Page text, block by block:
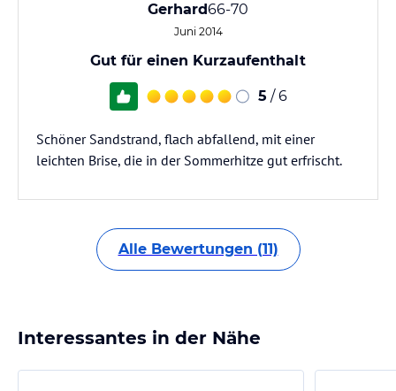
Gerhard66-70
Juni 2014
Gut für einen Kurzaufenthalt
5 / 6
Schöner Sandstrand, flach abfallend, mit einer
leichten Brise, die in der Sommerhitze gut erfrischt.
Alle Bewertungen (11)
Interessantes in der Nähe